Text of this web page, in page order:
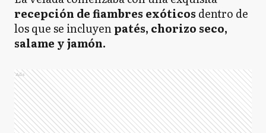
recepción de fiambres exóticos dentro de
los que se incluyenpatés, chorizo seco,
salame y jamón.
Ads